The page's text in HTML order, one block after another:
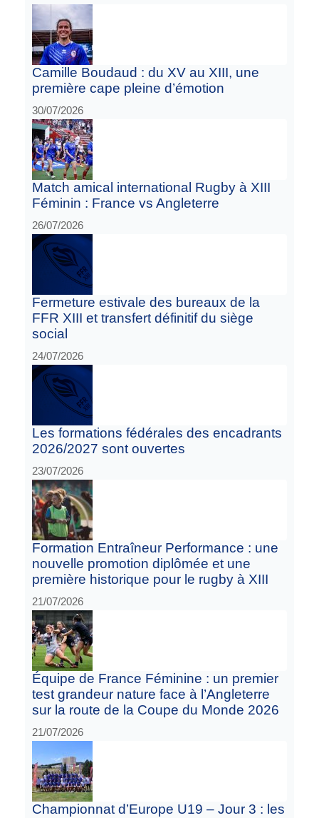
Camille Boudaud : du XV au XIII, une
première cape pleine d’émotion
30/07/2026
Match amical international Rugby à XIII
Féminin : France vs Angleterre
26/07/2026
Fermeture estivale des bureaux de la
FFR XIII et transfert définitif du siège
social
24/07/2026
Les formations fédérales des encadrants
2026/2027 sont ouvertes
23/07/2026
Formation Entraîneur Performance : une
nouvelle promotion diplômée et une
première historique pour le rugby à XIII
21/07/2026
Équipe de France Féminine : un premier
test grandeur nature face à l’Angleterre
sur la route de la Coupe du Monde 2026
21/07/2026
Championnat d’Europe U19 – Jour 3 : les